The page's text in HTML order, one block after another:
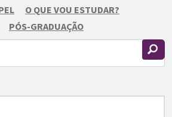
O QUE VOU ESTUDAR?
PÓS-GRADUAÇÃO